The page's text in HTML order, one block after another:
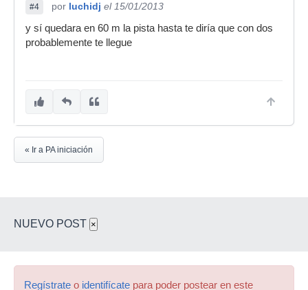
#4 por luchidj el 15/01/2013
y sí quedara en 60 m la pista hasta te diría que con dos
probablemente te llegue
« Ir a PA iniciación
NUEVO POST ×
Regístrate o identifícate para poder postear en este